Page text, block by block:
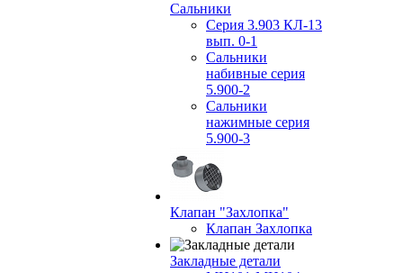
Сальники
Серия 3.903 КЛ-13
вып. 0-1
Сальники
набивные серия
5.900-2
Сальники
нажимные серия
5.900-3
Клапан "Захлопка"
Клапан Захлопка
Закладные детали